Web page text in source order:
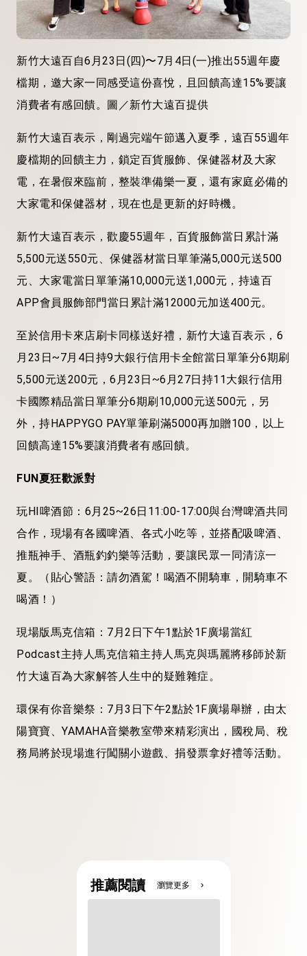
新竹大遠百自6月23日(四)〜7月4日(一)推出55週年慶
檔期，邀大家一同感受這份喜悅，且回饋高達15%要讓
消費者有感回饋。圖／新竹大遠百提供
新竹大遠百表示，剛過完端午節邁入夏季，遠百55週年
慶檔期的回饋主力，鎖定百貨服飾、保健器材及大家
電，在暑假來臨前，整裝準備樂一夏，還有家庭必備的
大家電和保健器材，現在也是更新的好時機。
新竹大遠百表示，歡慶55週年，百貨服飾當日累計滿
5,500元送550元、保健器材當日單筆滿5,000元送500
元、大家電當日單筆滿10,000元送1,000元，持遠百
APP會員服飾部門當日累計滿12000元加送400元。
至於信用卡來店刷卡同樣送好禮，新竹大遠百表示，6
月23日~7月4日持9大銀行信用卡全館當日單筆分6期刷
5,500元送200元，6月23日~6月27日持11大銀行信用
卡國際精品當日單筆分6期刷10,000元送500元，另
外，持HAPPYGO PAY單筆刷滿5000再加贈100，以上
回饋高達15%要讓消費者有感回饋。
FUN夏狂歡派對
玩HI啤酒節：6月25~26日11:00-17:00與台灣啤酒共同
合作，現場有各國啤酒、各式小吃等，並搭配吸啤酒、
推瓶神手、酒瓶釣釣樂等活動，要讓民眾一同清涼一
夏。（貼心警語：請勿酒駕！喝酒不開騎車，開騎車不
喝酒！）
現場版馬克信箱：7月2日下午1點於1F廣場當紅
Podcast主持人馬克信箱主持人馬克與瑪麗將移師於新
竹大遠百為大家解答人生中的疑難雜症。
環保有你音樂祭：7月3日下午2點於1F廣場舉辦，由太
陽寶寶、YAMAHA音樂教室帶來精彩演出，國稅局、稅
務局將於現場進行闖關小遊戲、捐發票拿好禮等活動。
推薦閱讀 瀏覽更多 chevron_right